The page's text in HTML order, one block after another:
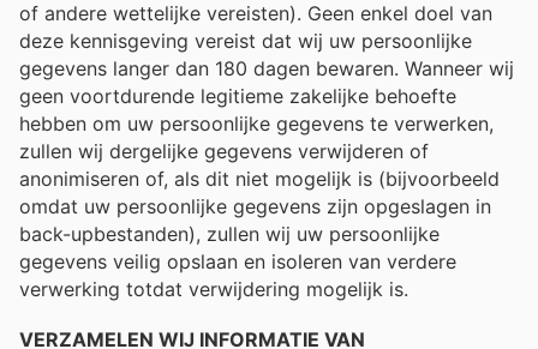
of andere wettelijke vereisten). Geen enkel doel van
deze kennisgeving vereist dat wij uw persoonlijke
gegevens langer dan 180 dagen bewaren. Wanneer wij
geen voortdurende legitieme zakelijke behoefte
hebben om uw persoonlijke gegevens te verwerken,
zullen wij dergelijke gegevens verwijderen of
anonimiseren of, als dit niet mogelijk is (bijvoorbeeld
omdat uw persoonlijke gegevens zijn opgeslagen in
back-upbestanden), zullen wij uw persoonlijke
gegevens veilig opslaan en isoleren van verdere
verwerking totdat verwijdering mogelijk is.
VERZAMELEN WIJ INFORMATIE VAN